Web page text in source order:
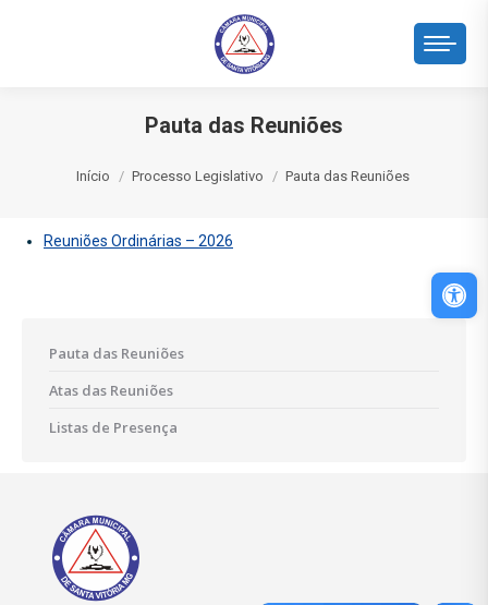
Pauta das Reuniões
Início Processo Legislativo Pauta das Reuniões
Reuniões Ordinárias – 2026
Pauta das Reuniões
Atas das Reuniões
Listas de Presença